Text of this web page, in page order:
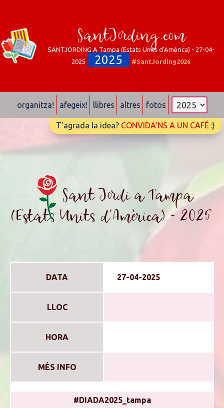
SantJording.com
SANTJORDING A Tampa (Estats Units d'Amèrica) - 27-04-
2025
2025 #SantJording2026
organitza! afegeix! llibres altres fotos
T'agrada la idea? CONVIDA'NS A UN CAFÉ :)
Sant Jordi a Tampa
(Estats Units d'Amèrica) - 2025
DATA 27-04-2025
LLOC
HORA
MÉS INFO
#DIADA2025_tampa